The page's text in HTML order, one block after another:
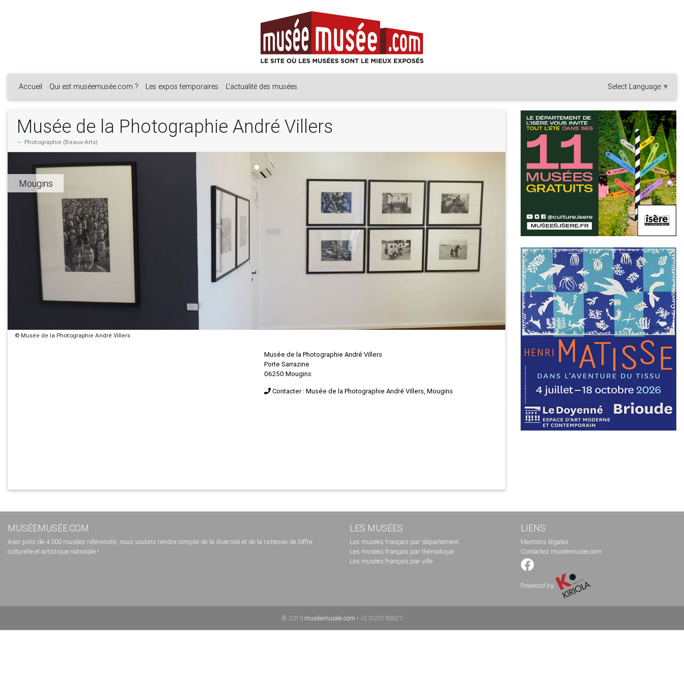
Accueil Qui est muséemusée.com ? Les expos temporaires L'actualité des musées Select Language ▼
Musée de la Photographie André Villers
Photographie (Beaux-Arts)
Mougins
© Musée de la Photographie André Villers
Musée de la Photographie André Villers
Porte Sarrazine
06250 Mougins
Contacter : Musée de la Photographie André Villers, Mougins
MUSÉEMUSÉE.COM
Avec près de 4 000 musées référencés, nous voulons rendre compte de la diversité et de la richesse de l’offre
culturelle et artistique nationale !
LES MUSÉES
Les musées français par département
Les musées français par thématique
Les musées français par ville
LIENS
Mentions légales
Contactez muséemusée.com
Powered by
© 2019 muséemusée.com • v2.0-20190627